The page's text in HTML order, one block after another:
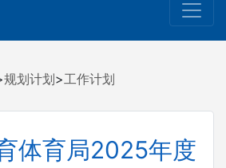
规划计划>工作计划
体育局2025年度